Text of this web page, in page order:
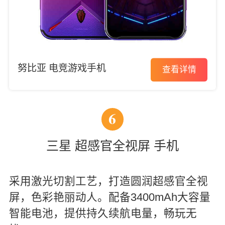
努比亚 电竞游戏手机 查看详情
6
三星 超感官全视屏 手机
采用激光切割工艺，打造圆润超感官全视
屏，色彩艳丽动人。配备3400mAh大容量
智能电池，提供持久续航电量，畅玩无